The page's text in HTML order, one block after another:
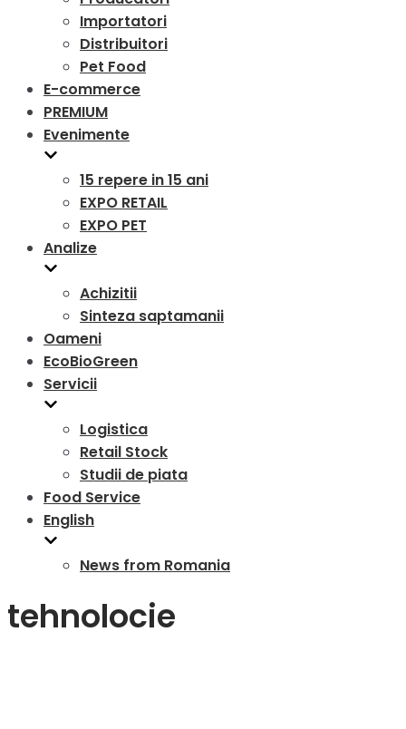
Importatori
Distribuitori
Pet Food
E-commerce
PREMIUM
Evenimente
15 repere in 15 ani
EXPO RETAIL
EXPO PET
Analize
Achizitii
Sinteza saptamanii
Oameni
EcoBioGreen
Servicii
Logistica
Retail Stock
Studii de piata
Food Service
English
News from Romania
tehnolocie